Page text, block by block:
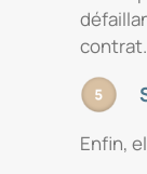
contrat.
Enfin,